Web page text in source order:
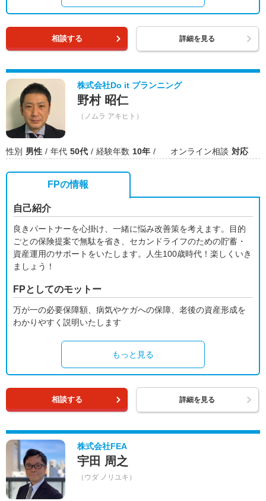
相談する 詳細を見る
株式会社Do it プランニング
野村 昭仁
（ノムラ アキヒト）
性別 男性 年代 50代 経験年数 10年 オンライン相談 対応
FPの情報
自己紹介
良きパートナーを心掛け、一緒に悩み改善策を考えます。目的
ごとの保険提案で無駄を省き、セカンドライフのための貯蓄・
資産運用のサポートをいたします。人生100歳時代！楽しくいき
ましょう！
FPとしてのモットー
万が一の必要保障額、病気やケガへの保障、老後の資産形成を
わかりやすく説明いたします
もっと見る
相談する 詳細を見る
株式会社FEA
宇田 周之
（ウダ ノリユキ）